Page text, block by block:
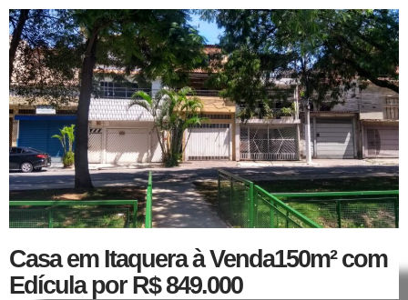
Casa em Itaquera à Venda150m² com
Edícula por R$ 849.000